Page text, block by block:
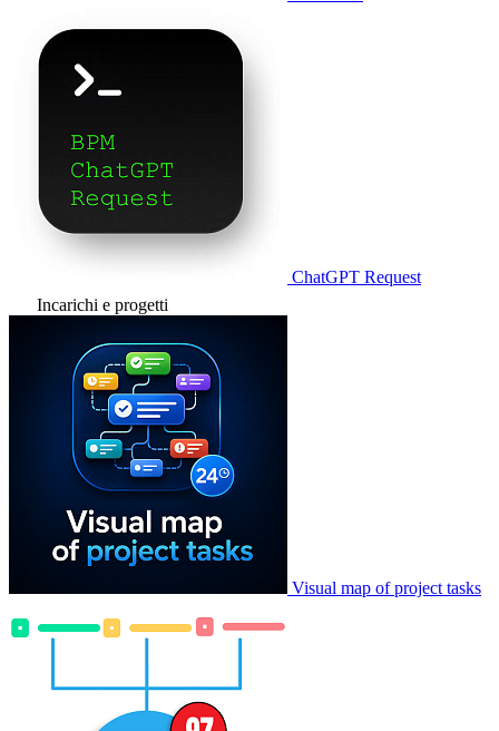
ChatGPT Request
Incarichi e progetti
Visual map of project tasks